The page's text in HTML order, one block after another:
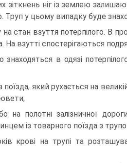
ніг із землею
Труп у цьому випадку буде
стан взуття потерпілого. В
На взутті спостерігаються
в одязі
який рухається на
на полотні залізничної
із товарного поїзда з
крові на трупі та